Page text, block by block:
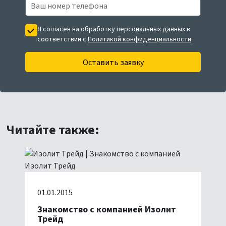
Я согласен на обработку персональных данных в
соответствии с Политикой конфиденциальности
Оставить заявку
Читайте также:
01.01.2015
Знакомство с компанией Изолит
Трейд